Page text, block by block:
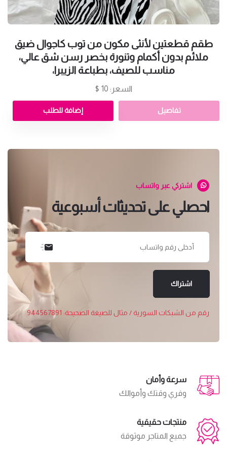
طقم قطعتين لأنثى مكون من توب كاجوال ضيق
ملائم بدون أكمام وتنورة بخصر رسن شق عالي،
مناسب للصيف، بطباعة الزيبرا،
السعر: 10 $
تفاصيل إضافة للطلب
اشتركي عبر واتساب
احصلي على تحديثات أسبوعية
اشتراك
رقم من الشبكات السورية / مثال للصيغة الصحيحة: 944567891
سرعة وأمان
وفري وقتك وأموالك
منتجات حقيقية
جميع المتاجر موثوقة